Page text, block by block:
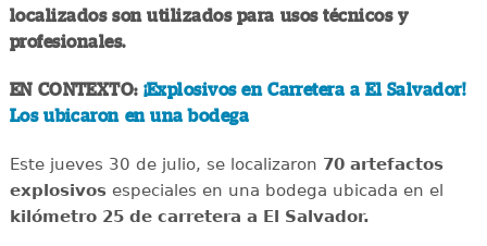
localizados son utilizados para usos técnicos y
profesionales.
EN CONTEXTO: ¡Explosivos en Carretera a El Salvador!
Los ubicaron en una bodega
Este jueves 30 de julio, se localizaron 70 artefactos
explosivosespeciales en una bodega ubicada en el
kilómetro 25 de carretera a El Salvador.